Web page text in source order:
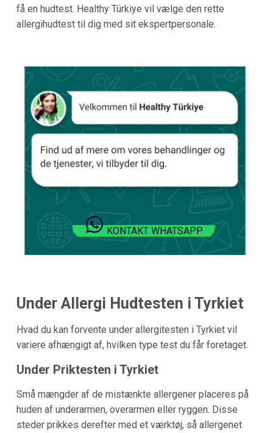
få en hudtest. Healthy Türkiye vil vælge den rette
allergihudtest til dig med sit ekspertpersonale.
KONTAKT WHATSAPP
Under Allergi Hudtesten i Tyrkiet
Hvad du kan forvente under allergitesten i Tyrkiet vil
variere afhængigt af, hvilken type test du får foretaget.
Under Priktesten i Tyrkiet
Små mængder af de mistænkte allergener placeres på
huden af underarmen, overarmen eller ryggen. Disse
steder prikkes derefter med et værktøj, så allergenet